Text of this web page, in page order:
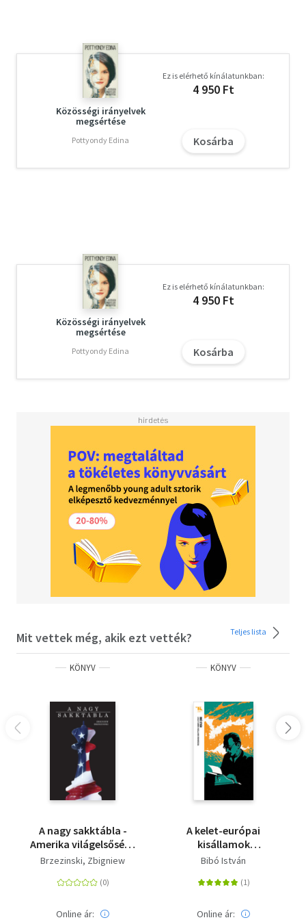
Közösségi irányelvek
megsértése
Pottyondy Edina
Ez is elérhető kínálatunkban:
4 950 Ft
Kosárba
Közösségi irányelvek
megsértése
Pottyondy Edina
Ez is elérhető kínálatunkban:
4 950 Ft
Kosárba
Mit vettek még, akik ezt vették? Teljes lista
KÖNYV
A nagy sakktábla -
Amerika világelsősége
és geopolitikai
Brzezinski, Zbigniew
Online ár:
KÖNYV
A kelet-európai
kisállamok
nyomorúsága -
40.
Bibó István
Online ár: